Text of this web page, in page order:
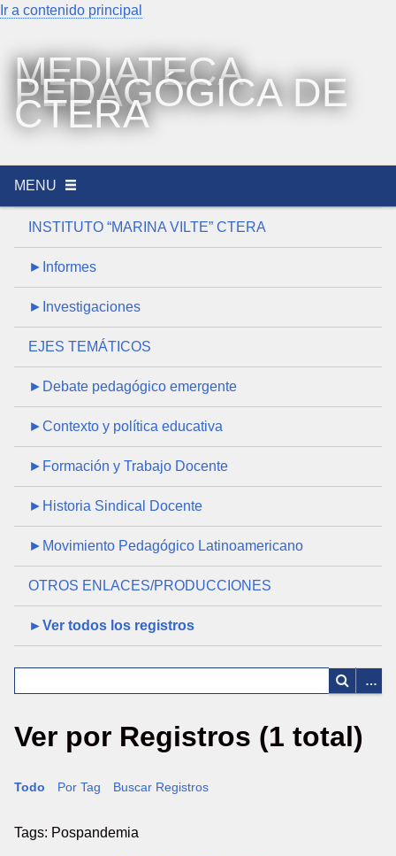
Ir a contenido principal
MEDIATECA
PEDAGÓGICA DE
CTERA
MENU
INSTITUTO “MARINA VILTE” CTERA
►Informes
►Investigaciones
EJES TEMÁTICOS
►Debate pedagógico emergente
►Contexto y política educativa
►Formación y Trabajo Docente
►Historia Sindical Docente
►Movimiento Pedagógico Latinoamericano
OTROS ENLACES/PRODUCCIONES
►Ver todos los registros
Ver por Registros (1 total)
Todo Por Tag Buscar Registros
Tags: Pospandemia